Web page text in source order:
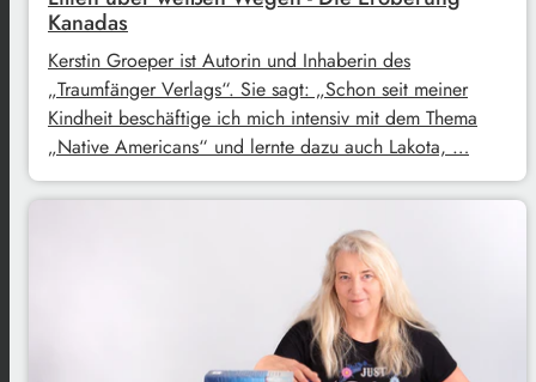
Kanadas
Kerstin Groeper ist Autorin und Inhaberin des
„Traumfänger Verlags“. Sie sagt: „Schon seit meiner
Kindheit beschäftige ich mich intensiv mit dem Thema
„Native Americans“ und lernte dazu auch Lakota, …